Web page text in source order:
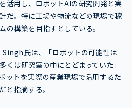
活用し、ロボットAIの研究開発と実
だ。特に工場や物流などの現場で稼
の構築を目指すとしている。
氏は、「ロボットの可能性は
くは研究室の中にとどまっていた」
ットを実際の産業現場で活用するた
と指摘する。